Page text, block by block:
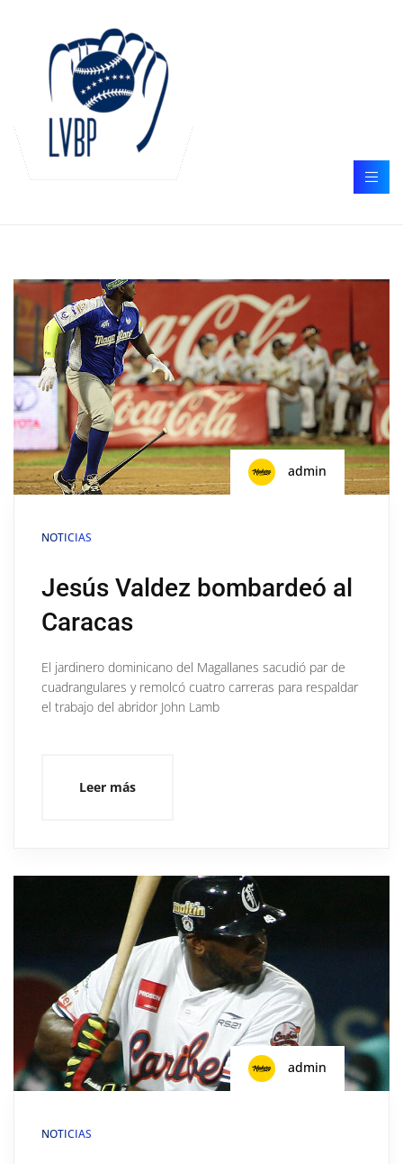
admin
NOTICIAS
Jesús Valdez bombardeó al
Caracas
El jardinero dominicano del Magallanes sacudió par de
cuadrangulares y remolcó cuatro carreras para respaldar
el trabajo del abridor John Lamb
Leer más
admin
NOTICIAS